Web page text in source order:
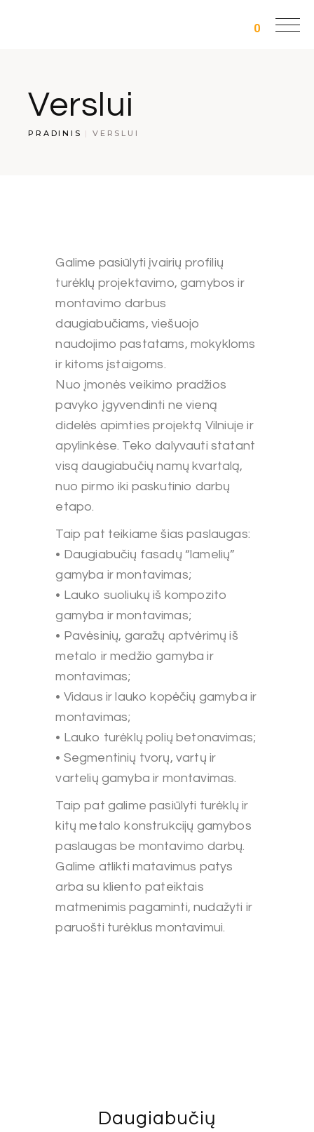
0
Verslui
PRADINIS VERSLUI
Galime pasiūlyti įvairių profilių
turėklų projektavimo, gamybos ir
montavimo darbus
daugiabučiams, viešuojo
naudojimo pastatams, mokykloms
ir kitoms įstaigoms.
Nuo įmonės veikimo pradžios
pavyko įgyvendinti ne vieną
didelės apimties projektą Vilniuje ir
apylinkėse. Teko dalyvauti statant
visą daugiabučių namų kvartalą,
nuo pirmo iki paskutinio darbų
etapo.
Taip pat teikiame šias paslaugas:
• Daugiabučių fasadų “lamelių”
gamyba ir montavimas;
• Lauko suoliukų iš kompozito
gamyba ir montavimas;
• Pavėsinių, garažų aptvėrimų iš
metalo ir medžio gamyba ir
montavimas;
• Vidaus ir lauko kopėčių gamyba ir
montavimas;
• Lauko turėklų polių betonavimas;
• Segmentinių tvorų, vartų ir
vartelių gamyba ir montavimas.
Taip pat galime pasiūlyti turėklų ir
kitų metalo konstrukcijų gamybos
paslaugas be montavimo darbų.
Galime atlikti matavimus patys
arba su kliento pateiktais
matmenimis pagaminti, nudažyti ir
paruošti turėklus montavimui.
Daugiabučių